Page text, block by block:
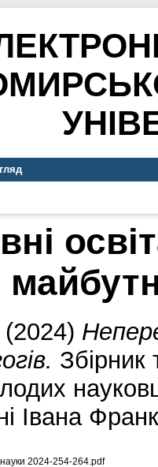
(2024)
Збірник
Івана
науки 2024-254-264.pdf